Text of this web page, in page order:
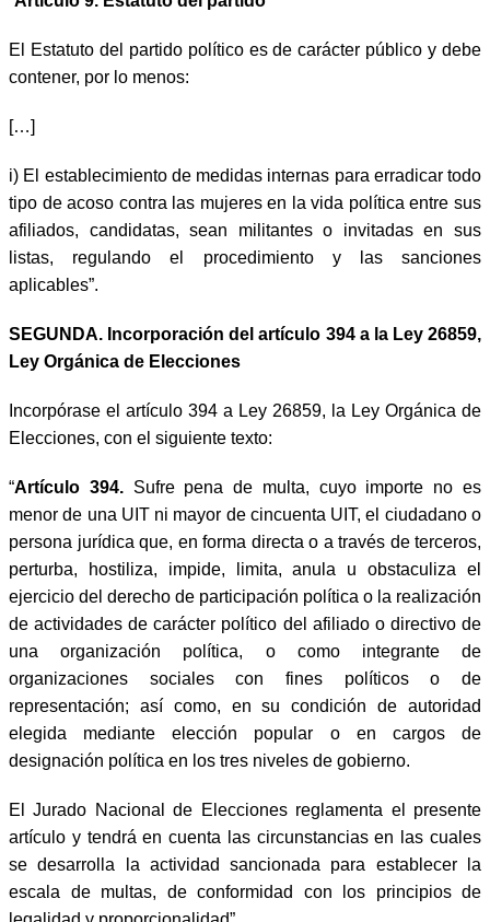
El Estatuto del partido político es de carácter público y debe
contener, por lo menos:
[…]
i) El establecimiento de medidas internas para erradicar todo
tipo de acoso contra las mujeres en la vida política entre sus
afiliados, candidatas, sean militantes o invitadas en sus
listas, regulando el procedimiento y las sanciones
aplicables”.
SEGUNDA. Incorporación del artículo 394 a la Ley 26859,
Ley Orgánica de Elecciones
Incorpórase el artículo 394 a Ley 26859, la Ley Orgánica de
Elecciones, con el siguiente texto:
“Artículo 394.Sufre pena de multa, cuyo importe no es
menor de una UIT ni mayor de cincuenta UIT, el ciudadano o
persona jurídica que, en forma directa o a través de terceros,
perturba, hostiliza, impide, limita, anula u obstaculiza el
ejercicio del derecho de participación política o la realización
de actividades de carácter político del afiliado o directivo de
una organización política, o como integrante de
organizaciones sociales con fines políticos o de
representación; así como, en su condición de autoridad
elegida mediante elección popular o en cargos de
designación política en los tres niveles de gobierno.
El Jurado Nacional de Elecciones reglamenta el presente
artículo y tendrá en cuenta las circunstancias en las cuales
se desarrolla la actividad sancionada para establecer la
escala de multas, de conformidad con los principios de